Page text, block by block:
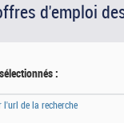
d'emploi
:
l'url de la recherche